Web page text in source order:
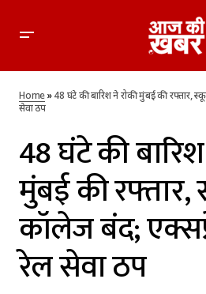
और रेल सेवा ठप
Home»48 घंटे की बारिश ने रोकी मुंबई की
सेवा ठप
48 घंटे की
मुंबई की
कॉलेज बंद;
रेल सेवा ठप